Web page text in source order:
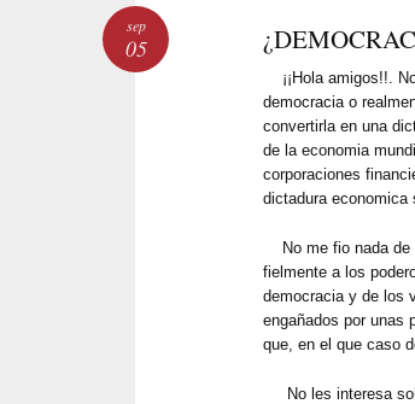
¡¡Hola amigos!!.
democracia o
convertirla en una
de la economia
corporaciones
dictadura economica
No me fio nada de
fielmente a los
democracia y de los
engañados por unas
que, en el que caso
No les interesa
sep
05